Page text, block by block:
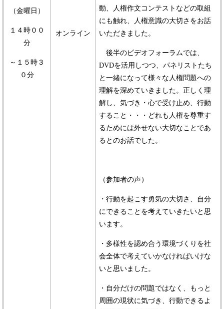
（金曜日）
１４時００
分
～１５時３
０分
オンライン
動、人権作文コンテストなどの取組
にも触れ、人権意識の大切さをお話
いただきました。
後半のビデオフォーラムでは、
DVDを活用しつつ、パネリストたち
と一緒になって様々な人権問題への
理解を深めていきました。正しく理
解し、気づき・心で受け止め、行動
すること・・・どれも人権を尊重す
るためには外せない大切なことであ
るとのお話でした。
（参加者の声）
・行動を起こす勇気の大切さ、自分
にできることを考えていきたいと思
います。
・多様性を認め合う環境づくりを社
会全体で考えていかなければいけな
いと思いました。
・自分だけの問題ではなく、もっと
周囲の現状に気づき、行動できるよ